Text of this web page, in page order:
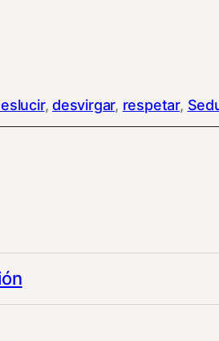
, desvirgar, respetar,